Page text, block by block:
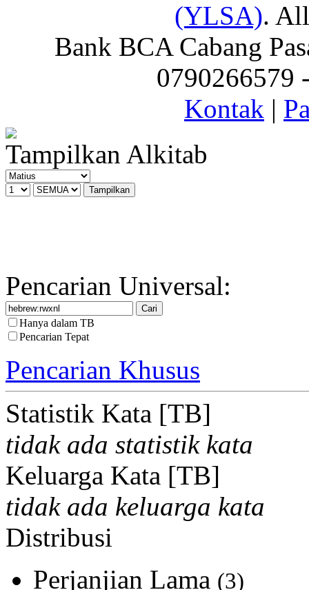
(YLSA).
Bank BCA Cabang
0790266579
Kontak |
Tampilkan Alkitab
Pencarian Universal:
Hanya dalam TB
Pencarian Tepat
Pencarian Khusus
Statistik Kata [TB]
tidak ada statistik kata
Keluarga Kata [TB]
tidak ada keluarga kata
Distribusi
Perjanjian Lama (3)